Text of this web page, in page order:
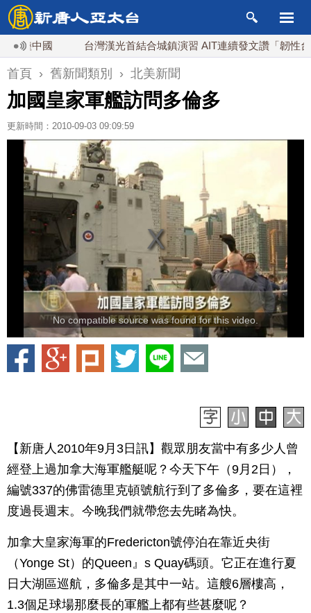
中國 台灣漢光首結合城鎮演習 AIT連續發文讚「韌性台灣」
首頁 › 舊新聞類別 › 北美新聞
加國皇家軍艦訪問多倫多
更新時間：2010-09-03 09:09:59
No compatible source was found for this video.
【新唐人2010年9月3日訊】觀眾朋友當中有多少人曾
經登上過加拿大海軍艦艇呢？今天下午（9月2日），
編號337的佛雷德里克頓號航行到了多倫多，要在這裡
度過長週末。今晚我們就帶您去先睹為快。
加拿大皇家海軍的Fredericton號停泊在靠近央街
（Yonge St）的Queen』s Quay碼頭。它正在進行夏
日大湖區巡航，多倫多是其中一站。這艘6層樓高，
1.3個足球場那麼長的軍艦上都有些甚麼呢？